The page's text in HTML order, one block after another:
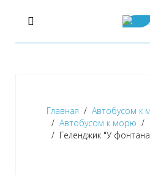
Главная
Автобусом к
Автобусом к морю
Геленджик "У